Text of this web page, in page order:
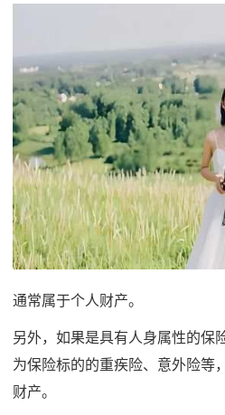
通常属于个人财产。
另外，如果是具有人身属性的保
为保险标的的重疾险、意外险等
财产。